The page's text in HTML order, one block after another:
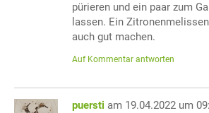
pürieren und ein paar zum
lassen. Ein
auch gut machen.
Auf Kommentar antworten
puersti am 19.04.2022 um